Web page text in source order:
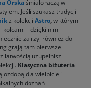
Orskaśmiało łączą w
Jeśli szukasz tradycji
z kolekcji Astro,w którym
kolcami – dzięki nim
zajrzyj również do
grają tam pierwsze
z łatwością uzupełnisz
Klasyczna biżuteria
ozdobą dla wielbicieli
doznań